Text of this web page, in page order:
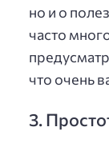
но и о
часто
что очень
3.